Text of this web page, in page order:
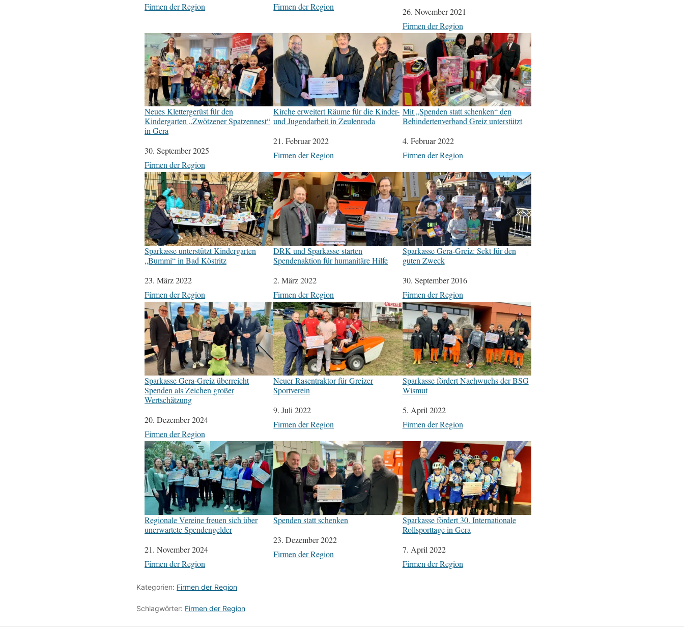
In Bezug auf
Firmen der Region
In Bezug auf
Firmen der Region
Datum
26. November 2021
In Bezug auf
Firmen der Region
Neues Klettergerüst für den
Kindergarten „Zwötzener Spatzennest“
in Gera
Datum
30. September 2025
In Bezug auf
Firmen der Region
Kirche erweitert Räume für die Kinder-
und Jugendarbeit in Zeulenroda
Datum
21. Februar 2022
In Bezug auf
Firmen der Region
Mit „Spenden statt schenken“ den
Behindertenverband Greiz unterstützt
Datum
4. Februar 2022
In Bezug auf
Firmen der Region
Sparkasse unterstützt Kindergarten
„Bummi“ in Bad Köstritz
Datum
23. März 2022
In Bezug auf
Firmen der Region
DRK und Sparkasse starten
Spendenaktion für humanitäre Hilfe
Datum
2. März 2022
In Bezug auf
Firmen der Region
Sparkasse Gera-Greiz: Sekt für den
guten Zweck
Datum
30. September 2016
In Bezug auf
Firmen der Region
Sparkasse Gera-Greiz überreicht
Spenden als Zeichen großer
Wertschätzung
Datum
20. Dezember 2024
In Bezug auf
Firmen der Region
Neuer Rasentraktor für Greizer
Sportverein
Datum
9. Juli 2022
In Bezug auf
Firmen der Region
Sparkasse fördert Nachwuchs der BSG
Wismut
Datum
5. April 2022
In Bezug auf
Firmen der Region
Regionale Vereine freuen sich über
unerwartete Spendengelder
Datum
21. November 2024
In Bezug auf
Firmen der Region
Spenden statt schenken
Datum
23. Dezember 2022
In Bezug auf
Firmen der Region
Sparkasse fördert 30. Internationale
Rollsporttage in Gera
Datum
7. April 2022
In Bezug auf
Firmen der Region
Kategorien: Firmen der Region
Schlagwörter: Firmen der Region